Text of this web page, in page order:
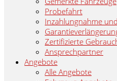
Probefahrt
Inzahlungnahme
Zertifizierte
Ansprechpartner
Angebote
Alle Angebote